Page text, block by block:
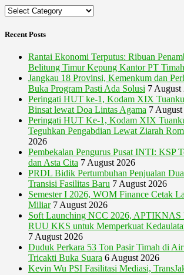
Categories
Recent Posts
Rantai Ekonomi Terputus: Ribuan
Belitung Timur Kepung Kantor PT Timah
Jangkau 18 Provinsi, Kemenkum dan
Buka Program Pasti Ada Solusi 7 August
Peringati HUT ke-1, Kodam XIX
Binsat lewat Doa Lintas Agama 7
Peringati HUT Ke-1, Kodam XIX
Teguhkan Pengabdian Lewat Ziarah
2026
Pembekalan Pengurus Pusat INTI: KSP
dan Asta Cita 7 August 2026
PRDL Bidik Pertumbuhan Penjualan
Transisi Fasilitas Baru 7 August 2026
Semester I 2026, WOM Finance Cetak
Miliar 7 August 2026
Soft Launching NCC 2026, APTIKNAS
RUU KKS untuk Memperkuat
7 August 2026
Duduk Perkara 53 Ton Pasir Timah di
Tricakti Buka Suara 6 August 2026
Kevin Wu PSI Fasilitasi Mediasi,